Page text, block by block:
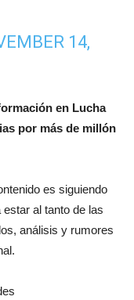
14,
en Lucha
por más de millón
es siguiendo
estar al tanto de las
análisis y rumores